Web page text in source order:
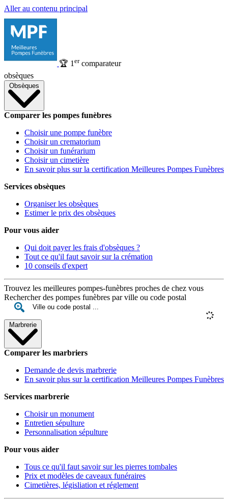
Aller au contenu principal
🏆 1 ercomparateur
obsèques
Obsèques
Comparer les pompes funèbres
Choisir une pompe funèbre
Choisir un crematorium
Choisir un funérarium
Choisir un cimetière
En savoir plus sur la certification Meilleures Pompes Funèbres
Services obsèques
Organiser les obsèques
Estimer le prix des obsèques
Pour vous aider
Qui doit payer les frais d'obsèques ?
Tout ce qu'il faut savoir sur la crémation
10 conseils d'expert
Trouvez les meilleures pompes-funèbres proches de chez vous
Rechercher des pompes funèbres par ville ou code postal
Marbrerie
Comparer les marbriers
Demande de devis marbrerie
En savoir plus sur la certification Meilleures Pompes Funèbres
Services marbrerie
Choisir un monument
Entretien sépulture
Personnalisation sépulture
Pour vous aider
Tous ce qu'il faut savoir sur les pierres tombales
Prix et modèles de caveaux funéraires
Cimetières, législiation et réglement